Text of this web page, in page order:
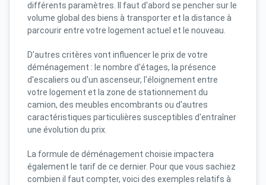
différents paramètres. Il faut d'abord se pencher sur le
volume global des biens à transporter et la distance à
parcourir entre votre logement actuel et le nouveau.
D’autres critères vont influencer le prix de votre
déménagement : le nombre d'étages, la présence
d'escaliers ou d'un ascenseur, l'éloignement entre
votre logement et la zone de stationnement du
camion, des meubles encombrants ou d'autres
caractéristiques particulières susceptibles d'entraîner
une évolution du prix.
La formule de déménagement choisie impactera
également le tarif de ce dernier. Pour que vous sachiez
combien il faut compter, voici des exemples relatifs à